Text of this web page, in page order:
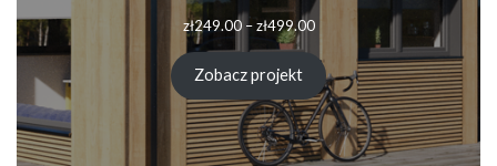
zł249.00 – zł499.00Zakres
od
zł249.00
do
zł499.00
Zobacz projekt